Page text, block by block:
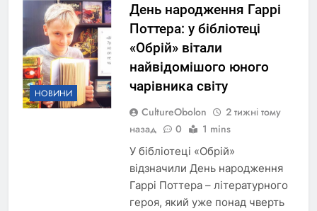
НОВИНИ
День народження Гаррі
Поттера: у бібліотеці
«Обрій» вітали
найвідомішого юного
чарівника світу
CultureObolon
2 тижні тому
назад
0 1 mins
У бібліотеці «Обрій»
відзначили День народження
Гаррі Поттера – літературного
героя, який уже понад чверть